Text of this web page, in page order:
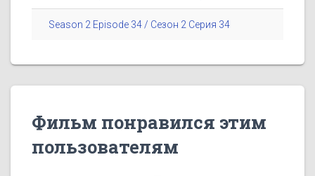
Season 2 Episode 34 / Сезон 2 Серия 34
Фильм понравился этим
пользователям